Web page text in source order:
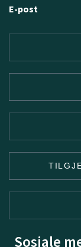
E-post
Sosiale